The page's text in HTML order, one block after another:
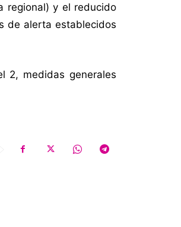
regional) y el reducido
de alerta establecidos
2, medidas generales